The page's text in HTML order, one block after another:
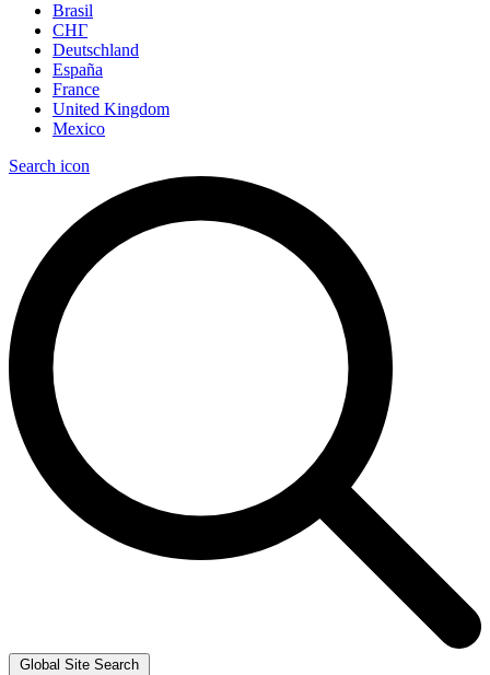
Brasil
СНГ
Deutschland
España
France
United Kingdom
Mexico
Search icon
Global Site Search